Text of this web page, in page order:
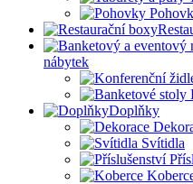
nábytek
Doplňky
Svítidla